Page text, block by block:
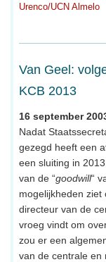
Urenco/UCN Almelo
Van Geel:
KCB 2013
16 september
Nadat
gezegd heeft een
een sluiting in
van de “goodwill“
mogelijkheden ziet
directeur van de
vroeg vindt om
zou er een
van de centrale en